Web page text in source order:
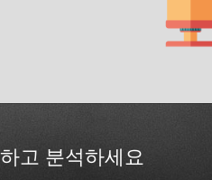
고 분석하세요